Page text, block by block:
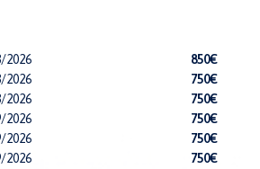
2026
850€
2026
750€
2026
750€
2026
750€
2026
750€
2026
750€